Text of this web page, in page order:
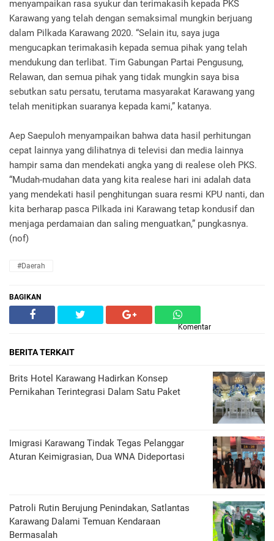
menyampaikan rasa syukur dan terimakasih kepada PKS
Karawang yang telah dengan semaksimal mungkin berjuang
dalam Pilkada Karawang 2020. “Selain itu, saya juga
mengucapkan terimakasih kepada semua pihak yang telah
mendukung dan terlibat. Tim Gabungan Partai Pengusung,
Relawan, dan semua pihak yang tidak mungkin saya bisa
sebutkan satu persatu, terutama masyarakat Karawang yang
telah menitipkan suaranya kepada kami,” katanya.
Aep Saepuloh menyampaikan bahwa data hasil perhitungan
cepat lainnya yang dilihatnya di televisi dan media lainnya
hampir sama dan mendekati angka yang di realese oleh PKS.
“Mudah-mudahan data yang kita realese hari ini adalah data
yang mendekati hasil penghitungan suara resmi KPU nanti, dan
kita berharap pasca Pilkada ini Karawang tetap kondusif dan
menjaga perdamaian dan saling menguatkan,” pungkasnya.
(nof)
#daerah
BAGIKAN
Komentar
BERITA TERKAIT
Brits Hotel Karawang Hadirkan Konsep
Pernikahan Terintegrasi Dalam Satu Paket
Imigrasi Karawang Tindak Tegas Pelanggar
Aturan Keimigrasian, Dua WNA Dideportasi
Patroli Rutin Berujung Penindakan, Satlantas
Karawang Dalami Temuan Kendaraan
Bermasalah